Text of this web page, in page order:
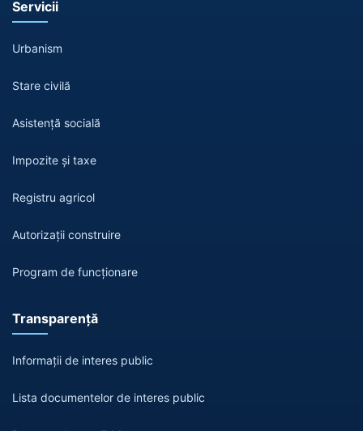
Servicii
Urbanism
Stare civilă
Asistență socială
Impozite și taxe
Registru agricol
Autorizații construire
Program de funcționare
Transparență
Informații de interes public
Lista documentelor de interes public